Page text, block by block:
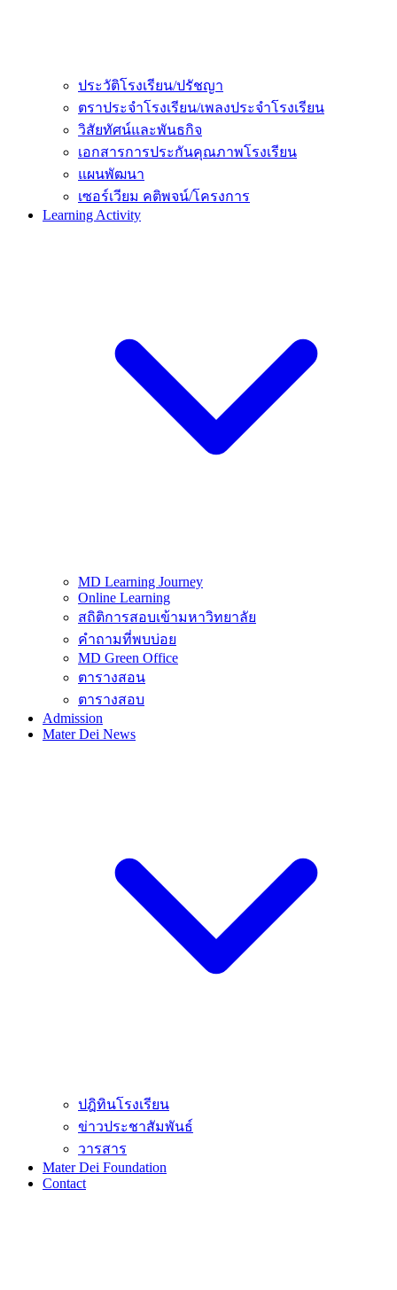
ประวัติโรงเรียน/ปรัชญา
ตราประจำโรงเรียน/เพลงประจำโรงเรียน
วิสัยทัศน์และพันธกิจ
เอกสารการประกันคุณภาพโรงเรียน
แผนพัฒนา
เซอร์เวียม คติพจน์/โครงการ
Learning Activity
MD Learning Journey
Online Learning
สถิติการสอบเข้ามหาวิทยาลัย
คำถามที่พบบ่อย
MD Green Office
ตารางสอน
ตารางสอบ
Admission
Mater Dei News
ปฎิทินโรงเรียน
ข่าวประชาสัมพันธ์
วารสาร
Mater Dei Foundation
Contact